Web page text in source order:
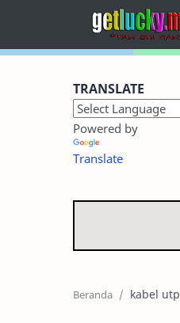
TRANSLATE
Powered by
Translate
kabel utp